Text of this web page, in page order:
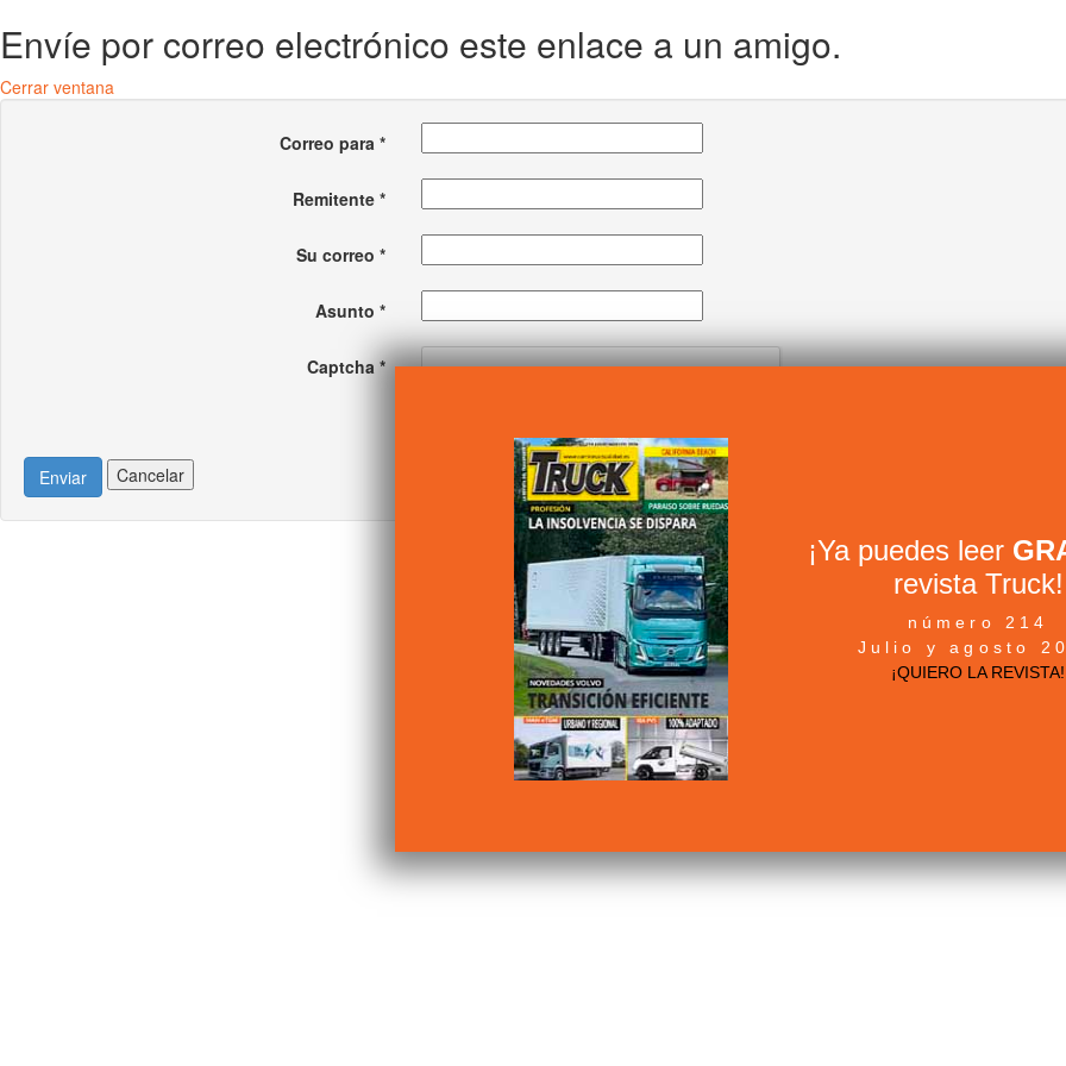
Envíe por correo electrónico este enlace a un amigo.
Cerrar ventana
Correo para*
Remitente*
Su correo *
Asunto *
Captcha*
Enviar Cancelar
¡Ya puedes leer
revista Truck!
número 214
Julio y agosto
¡QUIERO LA REVISTA!